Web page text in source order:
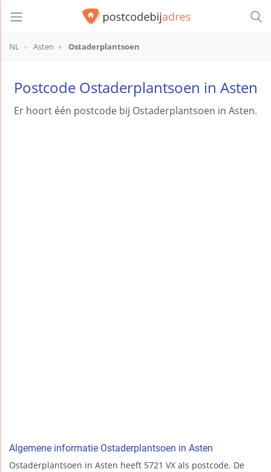
NL Asten Ostaderplantsoen
Postcode Ostaderplantsoen in Asten
Er hoort één postcode bij Ostaderplantsoen in Asten.
Algemene informatie Ostaderplantsoen in Asten
Ostaderplantsoen in Asten heeft 5721 VX als postcode. De